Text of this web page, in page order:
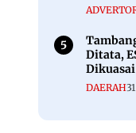
Ditata,
DAERAH